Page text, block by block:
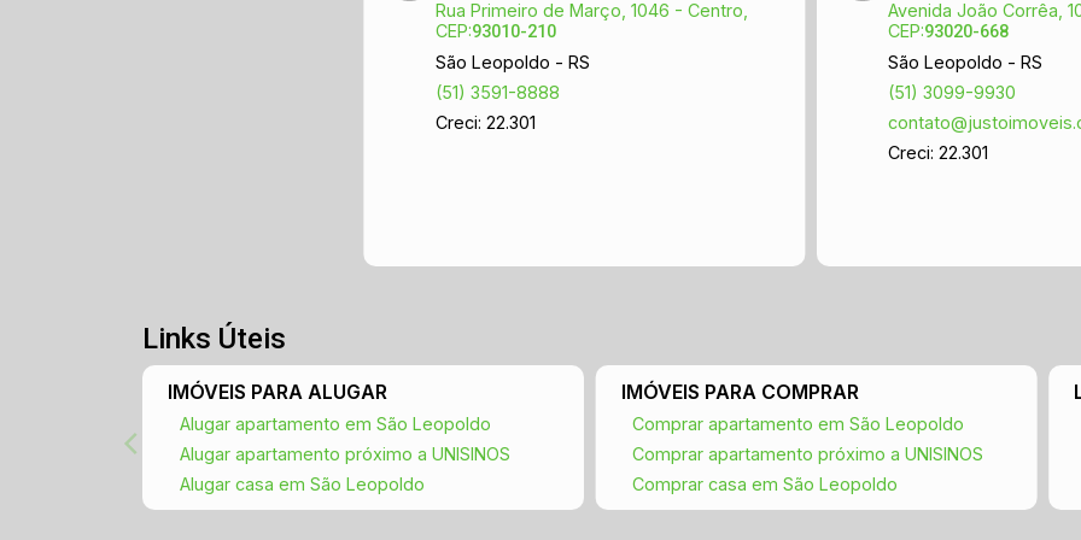
comércio e serviços em geral, este
espaço é perfeito para quem deseja
instalar ou expandir seu negócio em um
ponto de destaque. Agende sua visita e
venha conhecer seu novo endereço
Rua Primeiro de Março, 1046 - Centro,
CEP:93010-210
São Leopoldo - RS
(51) 3591-8888
Creci: 22.301
Avenida João Corrêa,
CEP:93020-668
São Leopoldo - RS
(51) 3099-9930
Creci: 22.301
Links Úteis
IMÓVEIS PARA ALUGAR
Alugar apartamento em São Leopoldo
Alugar apartamento próximo a UNISINOS
Alugar casa em São Leopoldo
IMÓVEIS PARA COMPRAR
Comprar apartamento em São Leopoldo
Comprar apartamento próximo a UNISINOS
Comprar casa em São Leopoldo